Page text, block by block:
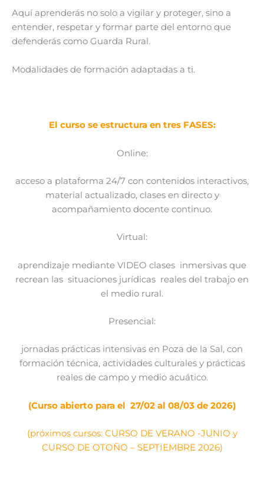
Aquí aprenderás no solo a vigilar y proteger, sino a
entender, respetar y formar parte del entorno que
defenderás como Guarda Rural.
Modalidades de formación adaptadas a ti.
El curso se estructura en tres FASES:
Online:
acceso a plataforma 24/7 con contenidos interactivos,
material actualizado, clases en directo y
acompañamiento docente continuo.
Virtual:
aprendizaje mediante VIDEO clases inmersivas que
recrean las situaciones jurídicas reales del trabajo en
el medio rural.
Presencial:
jornadas prácticas intensivas en Poza de la Sal, con
formación técnica, actividades culturales y prácticas
reales de campo y medio acuático.
(Curso abierto para el 27/02 al 08/03 de 2026)
(próximos cursos: CURSO DE VERANO -JUNIO y
CURSO DE OTOÑO – SEPTIEMBRE 2026)